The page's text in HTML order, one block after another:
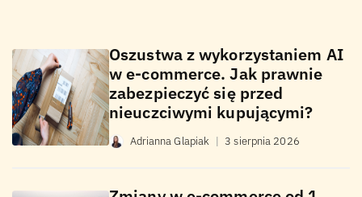
Oszustwa z wykorzystaniem AI
w e-commerce. Jak prawnie
zabezpieczyć się przed
nieuczciwymi kupującymi?
Adrianna Glapiak 3 sierpnia 2026